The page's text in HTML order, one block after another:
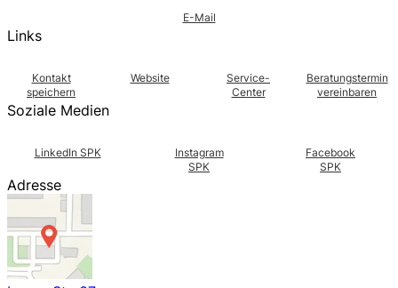
E-Mail
Links
Kontakt
speichern
Website
Service-
Center
Beratungstermin
vereinbaren
Soziale Medien
LinkedIn SPK
Instagram
SPK
Facebook
SPK
Adresse